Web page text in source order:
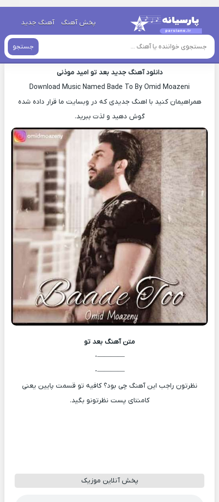
پخش آهنگ آهنگ جدید
جستجو
خانه » دانلود آهنگ جدید
اهنگ امید موذنی بعد تو جدید
دانلود آهنگ جدید بعد تو امید موذنی
Download Music Named Bade To By Omid Moazeni
همراهیمان کنید با اهنگ جدیدی که در وبسایت ما قرار داده شده
گوش دهید و لذت ببرید.
متن آهنگ بعد تو
————-
————-
نظرتون راجب این آهنگ چی بود؟ کافیه تو قسمت پایین یعنی
کامنتای پست نظرتونو بگید.
پخش آنلاین موزیک